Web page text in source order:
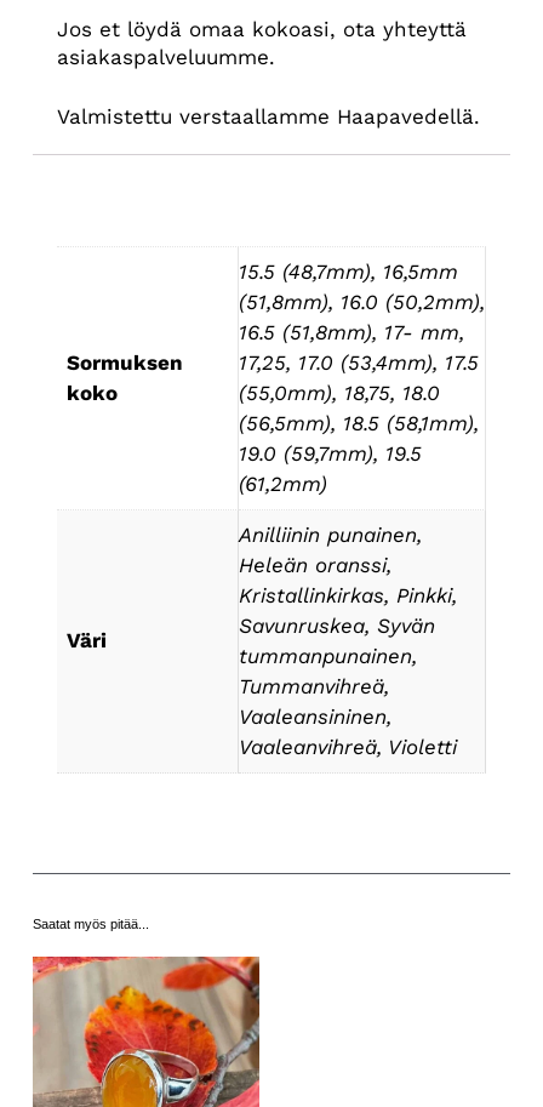
Jos et löydä omaa kokoasi, ota yhteyttä
asiakaspalveluumme.
Valmistettu verstaallamme Haapavedellä.
Sormuksen
koko
15.5 (48,7mm), 16,5mm
(51,8mm), 16.0 (50,2mm),
16.5 (51,8mm), 17- mm,
17,25, 17.0 (53,4mm), 17.5
(55,0mm), 18,75, 18.0
(56,5mm), 18.5 (58,1mm),
19.0 (59,7mm), 19.5
(61,2mm)
Väri
Anilliinin punainen,
Heleän oranssi,
Kristallinkirkas, Pinkki,
Savunruskea, Syvän
tummanpunainen,
Tummanvihreä,
Vaaleansininen,
Vaaleanvihreä, Violetti
Saatat myös pitää...